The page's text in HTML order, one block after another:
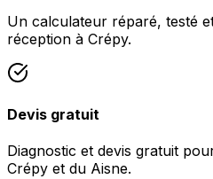
Un calculateur réparé, testé
réception à Crépy.
Devis gratuit
Diagnostic et devis gratuit
Crépy et du Aisne.